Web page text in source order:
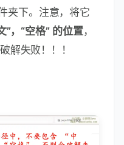
夹下。注意，将它
”，“空格” 的位置，
解失败！！！